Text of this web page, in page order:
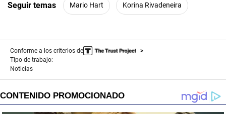
Seguir temas Mario Hart Korina Rivadeneira
Conforme a los criterios de
Tipo de trabajo:
Noticias